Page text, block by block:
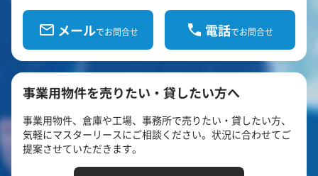
メールでお問合せ 電話でお問合せ
事業用物件を売りたい・貸したい方へ
事業用物件、倉庫や工場、事務所で売りたい・貸したい方、
気軽にマスターリースにご相談ください。状況に合わせてご
提案させていただきます。